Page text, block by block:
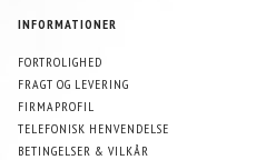
INFORMATIONER
FORTROLIGHED
FRAGT OG LEVERING
FIRMAPROFIL
TELEFONISK HENVENDELSE
BETINGELSER & VILKÅR